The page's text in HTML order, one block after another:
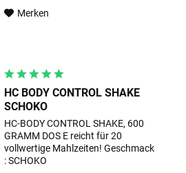
Merken
HC BODY CONTROL SHAKE
SCHOKO
HC-BODY CONTROL SHAKE, 600
GRAMM DOS E reicht für 20
vollwertige Mahlzeiten! Geschmack
: SCHOKO